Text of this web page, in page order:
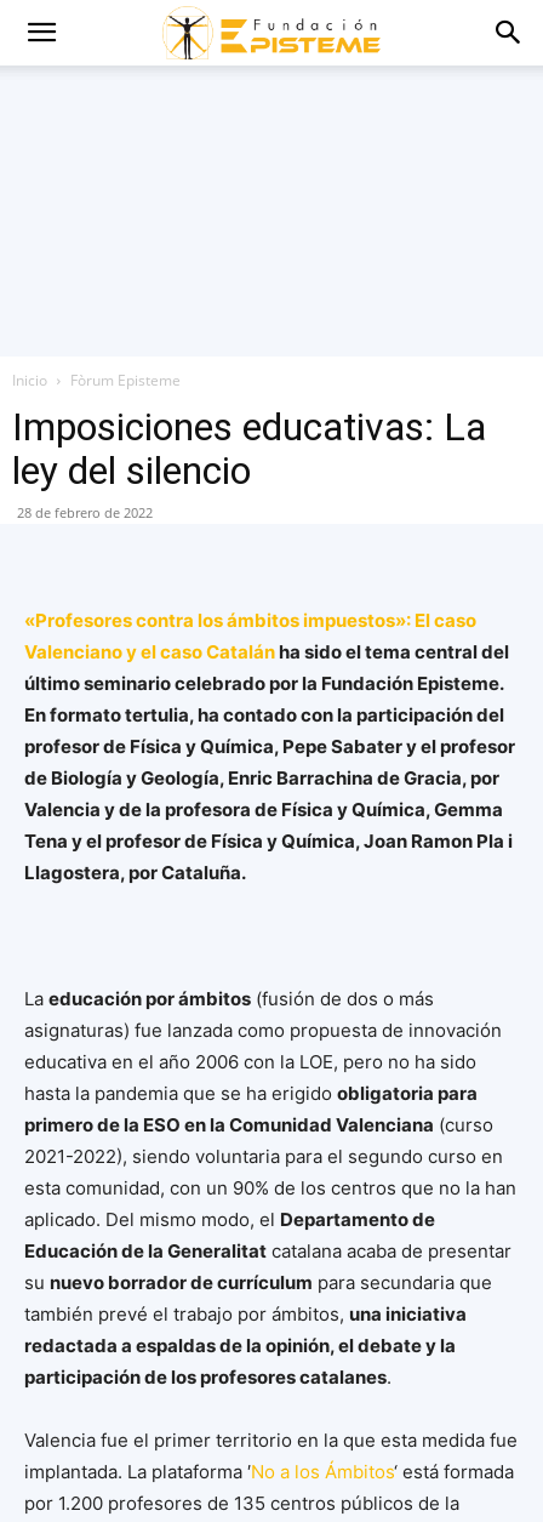
Inicio Fòrum Episteme
Imposiciones educativas: La
ley del silencio
28 de febrero de 2022
«Profesores contra los ámbitos impuestos»: El caso
Valenciano y el caso Catalánha sido el tema central del
último seminario celebrado por la Fundación Episteme.
En formato tertulia, ha contado con la participación del
profesor de Física y Química, Pepe Sabater y el profesor
de Biología y Geología, Enric Barrachina de Gracia, por
Valencia y de la profesora de Física y Química, Gemma
Tena y el profesor de Física y Química, Joan Ramon Pla i
Llagostera, por Cataluña.
La educación por ámbitos (fusión de dos o más
asignaturas) fue lanzada como propuesta de innovación
educativa en el año 2006 con la LOE, pero no ha sido
hasta la pandemia que se ha erigido obligatoria para
primero de la ESO en la Comunidad Valenciana (curso
2021-2022), siendo voluntaria para el segundo curso en
esta comunidad, con un 90% de los centros que no la han
aplicado. Del mismo modo, el Departamento de
Educación de la Generalitat catalana acaba de presentar
su nuevo borrador de currículum para secundaria que
también prevé el trabajo por ámbitos, una iniciativa
redactada a espaldas de la opinión, el debate y la
participación de los profesores catalanes.
Valencia fue el primer territorio en la que esta medida fue
implantada. La plataforma ′No a los Ámbitos‘ está formada
por 1.200 profesores de 135 centros públicos de la